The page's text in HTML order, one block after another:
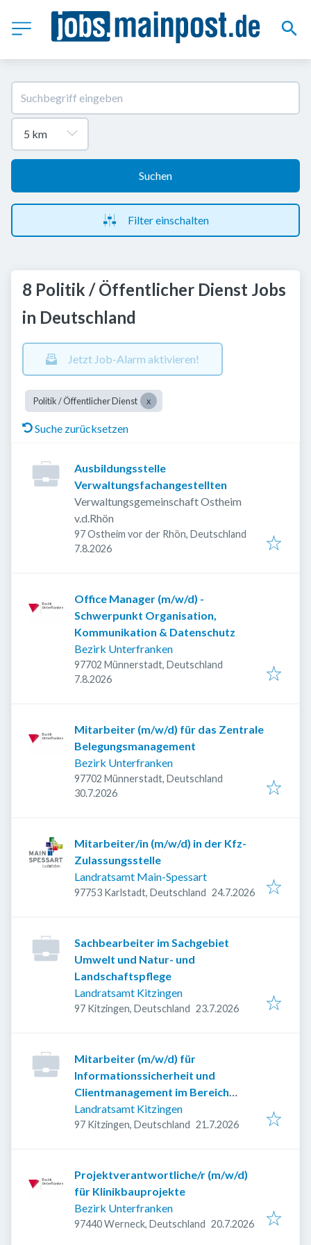
Suchen
Filter einschalten
8 Politik / Öffentlicher Dienst Jobs
in Deutschland
Jetzt Job-Alarm aktivieren!
Politik / Öffentlicher Dienst
Suche zurücksetzen
Ausbildungsstelle
Verwaltungsfachangestellten
Verwaltungsgemeinschaft Ostheim
v.d.Rhön
97 Ostheim vor der Rhön, Deutschland
Veröffentlicht
7.8.2026
Office Manager (m/w/d) -
Schwerpunkt Organisation,
Kommunikation & Datenschutz
Bezirk Unterfranken
97702 Münnerstadt, Deutschland
Veröffentlicht
7.8.2026
Mitarbeiter (m/w/d) für das Zentrale
Belegungsmanagement
Bezirk Unterfranken
97702 Münnerstadt, Deutschland
Veröffentlicht
30.7.2026
Mitarbeiter/in (m/w/d) in der Kfz-
Zulassungsstelle
Landratsamt Main-Spessart
97753 Karlstadt, Deutschland Veröffentlicht:
24.7.2026
Sachbearbeiter im Sachgebiet
Umwelt und Natur- und
Landschaftspflege
Landratsamt Kitzingen
97 Kitzingen, Deutschland Veröffentlicht
23.7.2026
Mitarbeiter (m/w/d) für
Informationssicherheit und
Clientmanagement im Bereich
Informations- und
Kommunikationstechnik (IuK)
Landratsamt Kitzingen
97 Kitzingen, Deutschland Veröffentlicht
21.7.2026
Projektverantwortliche/r (m/w/d)
für Klinikbauprojekte
Bezirk Unterfranken
97440 Werneck, Deutschland Veröffentlicht:
20.7.2026